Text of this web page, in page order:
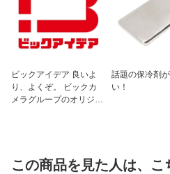
ビックアイデア 良いよ
り、よくぞ。 ビックカ
メラグループのオリジナ
話題の保冷剤
い！
この商品を見た人は、